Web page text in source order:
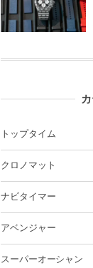
トップタイム
クロノマット
ナビタイマー
アベンジャー
スーパーオーシャン